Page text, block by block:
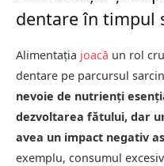
dentare în timpul
Alimentația joacă un rol
dentare pe parcursul
nevoie de nutrienți
dezvoltarea fătului, dar
avea un impact negativ
exemplu, consumul